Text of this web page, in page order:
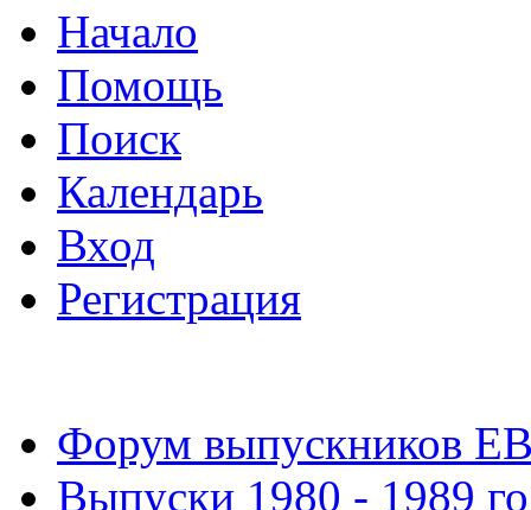
Начало
Помощь
Поиск
Календарь
Вход
Регистрация
Форум выпускников
Выпуски 1980 - 1989